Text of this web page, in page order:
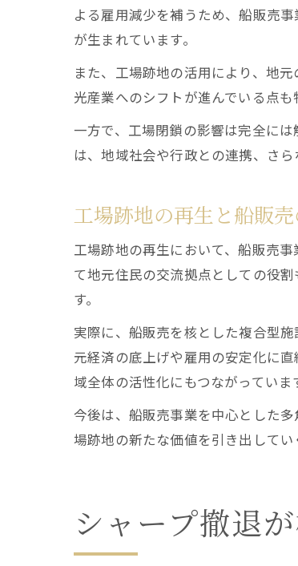
よる雇用減少を補うため、船販売
が生まれています。
また、工場跡地の活用により、地
光産業へのシフトが進んでいる点
一方で、工場閉鎖の影響は完全に
は、地域社会や行政との連携、さ
工場跡地の再生と船販
工場跡地の再生において、船販売
て地元住民の交流拠点としての役
す。
実際に、船販売を核とした複合型
元経済の底上げや雇用の安定化に
域全体の活性化にもつながっていま
今後は、船販売事業を中心とした
場跡地の新たな価値を引き出してい
シャープ撤退